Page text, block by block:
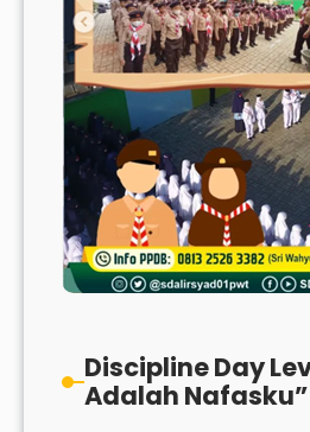
Discipline Day
Adalah Nafasku”